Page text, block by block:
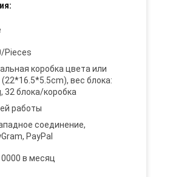
Pieces
коробка цвета или
вес блока:
32 блока/коробка
работы
соединение,
PayPal
в месяц